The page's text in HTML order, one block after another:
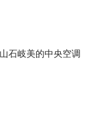
石岐美的中央空调